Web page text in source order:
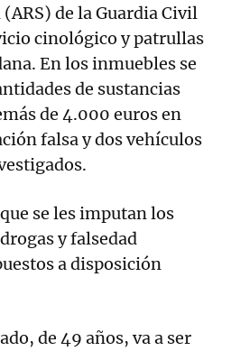
de la Guardia Civil
cinológico y patrullas
En los inmuebles se
de sustancias
de 4.000 euros en
falsa y dos vehículos
se les imputan los
y falsedad
a disposición
de 49 años, va a ser